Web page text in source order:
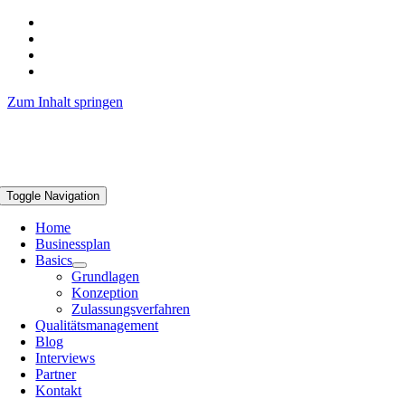
Zum Inhalt springen
Toggle Navigation
Home
Businessplan
Basics
Grundlagen
Konzeption
Zulassungsverfahren
Qualitätsmanagement
Blog
Interviews
Partner
Kontakt